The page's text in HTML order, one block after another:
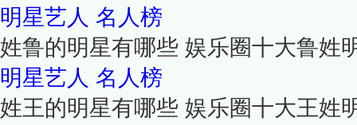
明星艺人 名人榜
姓鲁的明星有哪些 娱乐圈十大鲁姓
明星艺人 名人榜
姓王的明星有哪些 娱乐圈十大王姓